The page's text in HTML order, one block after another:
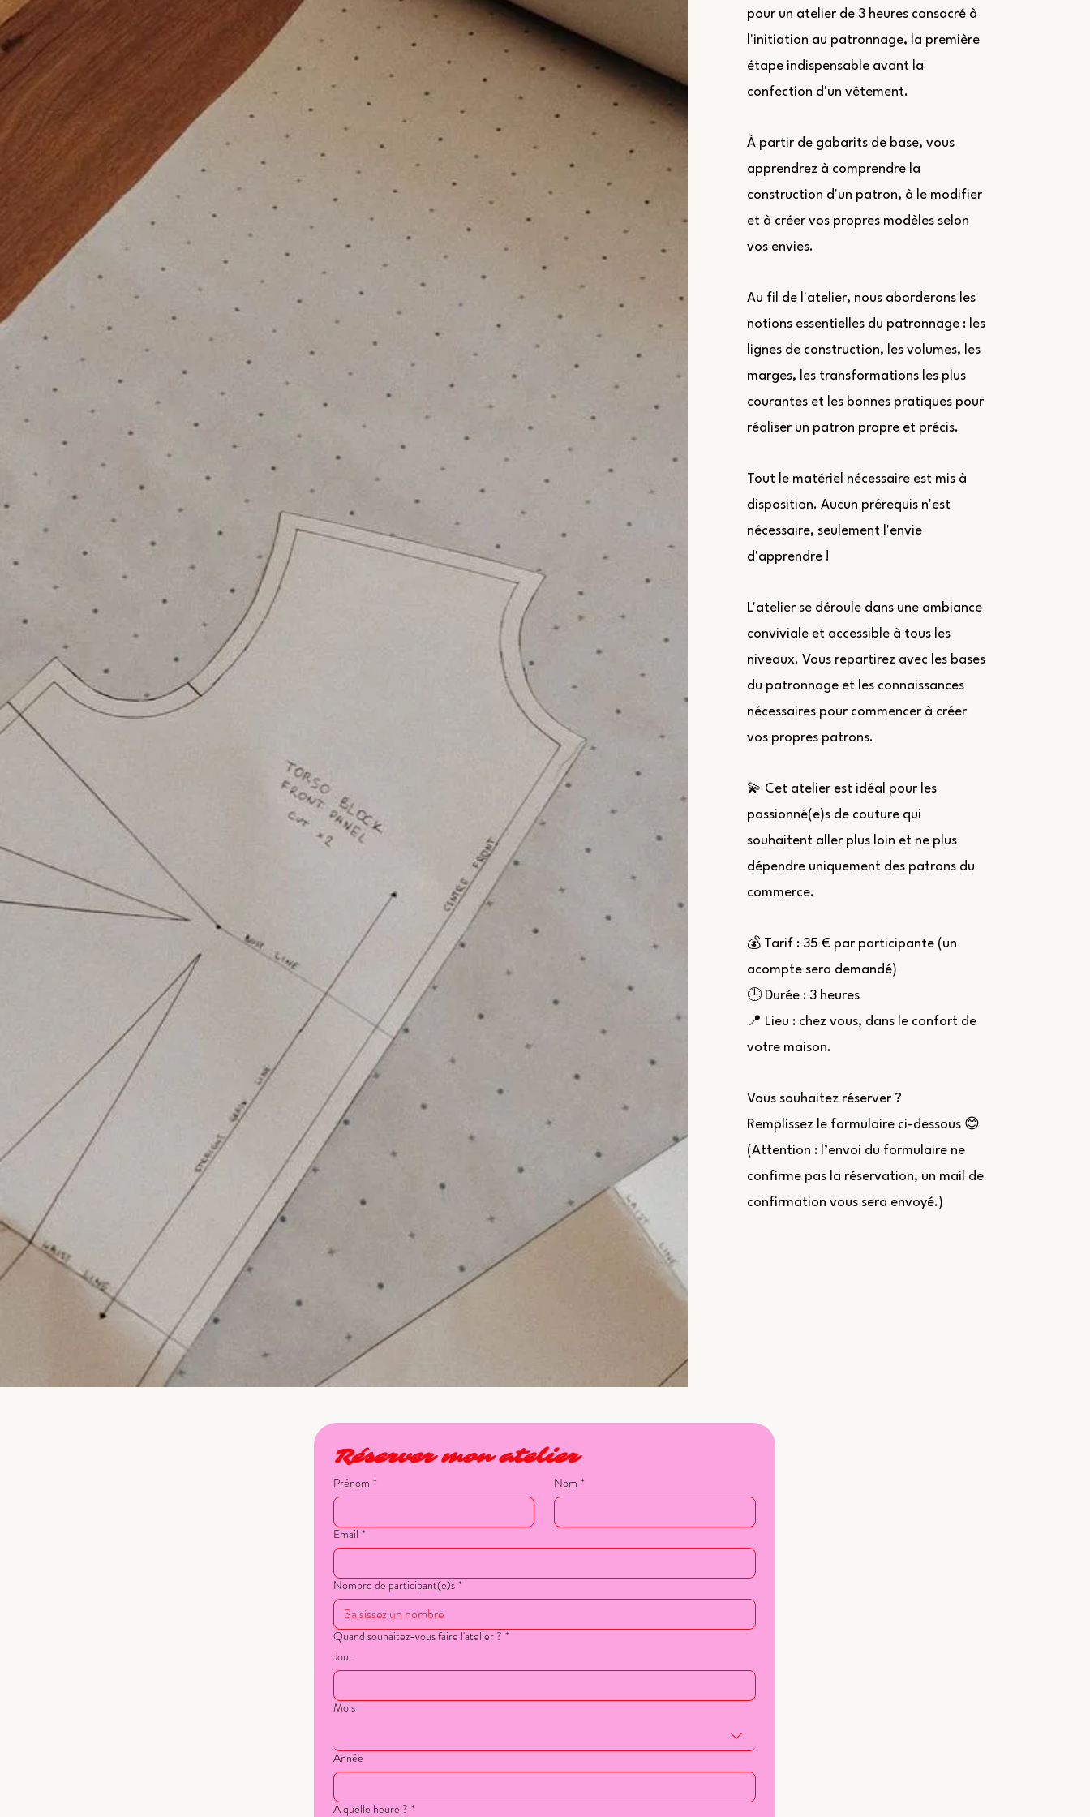
pour un atelier de 3 heures consacré à
l'initiation au patronnage, la première
étape indispensable avant la
confection d'un vêtement.
À partir de gabarits de base, vous
apprendrez à comprendre la
construction d'un patron, à le modifier
et à créer vos propres modèles selon
vos envies.
Au fil de l'atelier, nous aborderons les
notions essentielles du patronnage : les
lignes de construction, les volumes, les
marges, les transformations les plus
courantes et les bonnes pratiques pour
réaliser un patron propre et précis.
Tout le matériel nécessaire est mis à
disposition. Aucun prérequis n'est
nécessaire, seulement l'envie
d'apprendre !
L'atelier se déroule dans une ambiance
conviviale et accessible à tous les
niveaux. Vous repartirez avec les bases
du patronnage et les connaissances
nécessaires pour commencer à créer
vos propres patrons.
💫 Cet atelier est idéal pour les
passionné(e)s de couture qui
souhaitent aller plus loin et ne plus
dépendre uniquement des patrons du
commerce.
💰 Tarif : 35 € par participante (un
acompte sera demandé)
🕒 Durée : 3 heures
📍 Lieu : chez vous, dans le confort de
votre maison.
Vous souhaitez réserver ?
Remplissez le formulaire ci-dessous 😊
(Attention : l’envoi du formulaire ne
confirme pas la réservation, un mail de
confirmation vous sera envoyé.)
Réserver mon atelier
Prénom * Nom *
Email *
Nombre de participant(e)s *
Quand souhaitez-vous faire l'atelier ? *
Jour
Mois
Année
A quelle heure ? *